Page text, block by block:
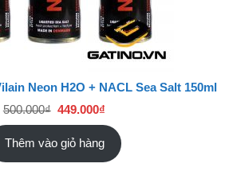
Neon H2O + NACL Sea Salt 150ml
500.000₫ Giá
500.000₫.
449.000₫
tại
449.000₫.
Thêm vào giỏ hàng